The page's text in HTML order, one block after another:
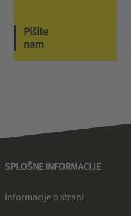
Pišite
nam
SPLOŠNE INFORMACIJE
Informacije o strani